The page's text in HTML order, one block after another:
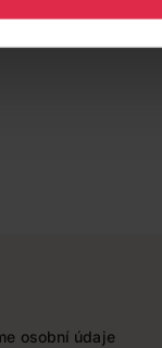
osobní údaje